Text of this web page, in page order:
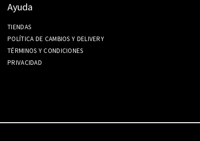
Ayuda
TIENDAS
POLÍTICA DE CAMBIOS Y DELIVERY
TÉRMINOS Y CONDICIONES
PRIVACIDAD